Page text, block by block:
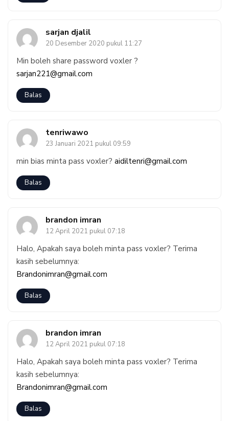
sarjan djalil
20 Desember 2020 pukul 11:27
Min boleh share password voxler ?
sarjan221@gmail.com
Balas
tenriwawo
23 Januari 2021 pukul 09:59
min bias minta pass voxler? aidiltenri@gmail.com
Balas
brandon imran
12 April 2021 pukul 07:18
Halo, Apakah saya boleh minta pass voxler? Terima
kasih sebelumnya:
Brandonimran@gmail.com
Balas
brandon imran
12 April 2021 pukul 07:18
Halo, Apakah saya boleh minta pass voxler? Terima
kasih sebelumnya:
Brandonimran@gmail.com
Balas